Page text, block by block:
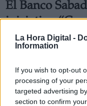
La Hora Digital -
Information
If you wish to opt-out
processing of your
targeted advertising
section to confirm
El Banco
iniciativa
para dar
Más artículos de este autor
miércoles, 30 de octubre de 2019
Derechos: